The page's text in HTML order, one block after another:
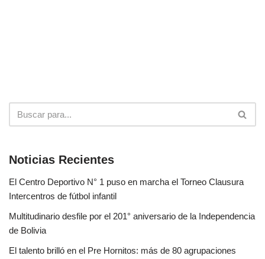
Noticias Recientes
El Centro Deportivo N° 1 puso en marcha el Torneo Clausura
Intercentros de fútbol infantil
Multitudinario desfile por el 201° aniversario de la Independencia
de Bolivia
El talento brilló en el Pre Hornitos: más de 80 agrupaciones